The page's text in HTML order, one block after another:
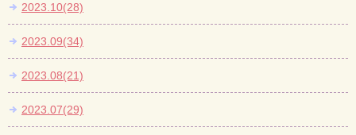
2023.10(28)
2023.09(34)
2023.08(21)
2023.07(29)